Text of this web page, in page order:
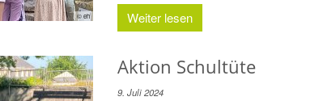
© eh
Weiter lesen
Aktion Schultüte
9. Juli 2024